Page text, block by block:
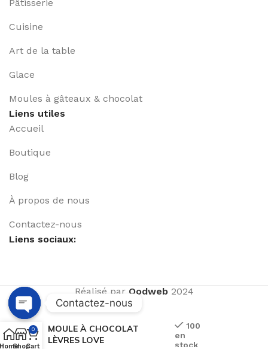
Pâtisserie
Cuisine
Art de la table
Glace
Moules à gâteaux & chocolat
Liens utiles
Accueil
Boutique
Blog
À propos de nous
Contactez-nous
Liens sociaux:
Réalisé par Qodweb2024
MOULE À CHOCOLAT
LÈVRES LOVE
100
en
stock
HomeShop
0
Cart
Contactez-nous
Open
chaty